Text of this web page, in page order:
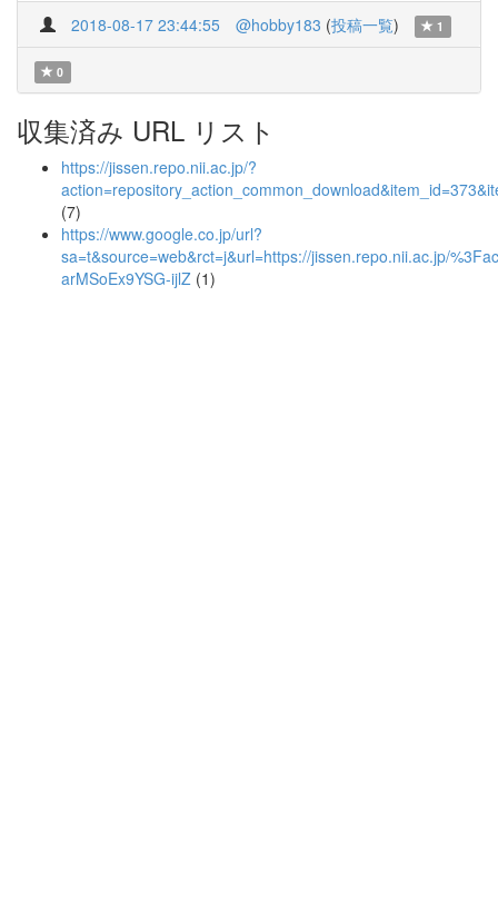
2018-08-17 23:44:55 @hobby183 (投稿一覧) 1
0
収集済み URL リスト
https://jissen.repo.nii.ac.jp/?
(7)
https://www.google.co.jp/url?
sa=t&source=web&rct=j&url=https://jissen.repo.nii.ac.jp/
arMSoEx9YSG-ijlZ (1)